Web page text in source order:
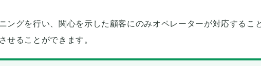
ングを行い、関心を示した顧客にのみオペレーターが対応するこ
せることができます。